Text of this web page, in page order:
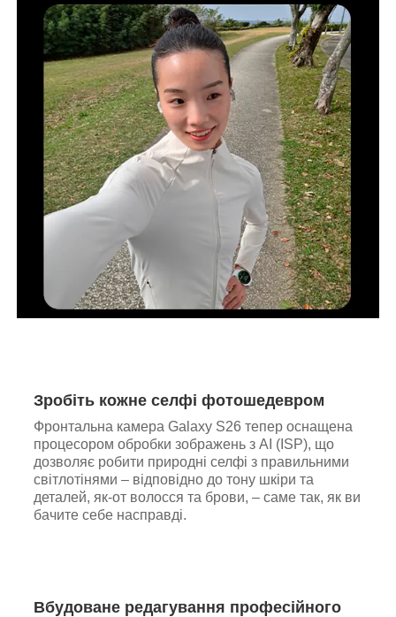
Зробіть кожне селфі фотошедевром
Фронтальна камера Galaxy S26 тепер оснащена
процесором обробки зображень з AI (ISP), що
дозволяє робити природні селфі з правильними
світлотінями – відповідно до тону шкіри та
деталей, як-от волосся та брови, – саме так, як ви
бачите себе насправді.
Вбудоване редагування професійного